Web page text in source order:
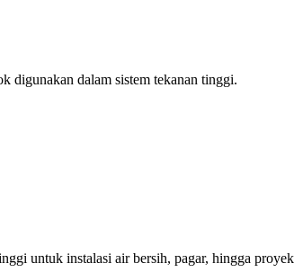
digunakan dalam sistem tekanan tinggi.
untuk instalasi air bersih, pagar, hingga proyek